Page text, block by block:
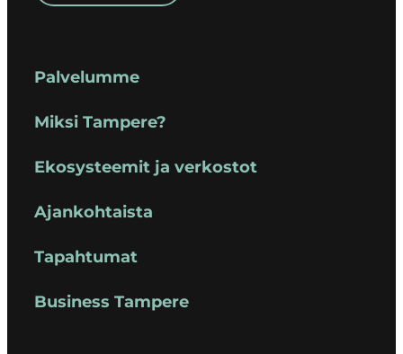
Palvelumme
Miksi Tampere?
Ekosysteemit ja verkostot
Ajankohtaista
Tapahtumat
Business Tampere